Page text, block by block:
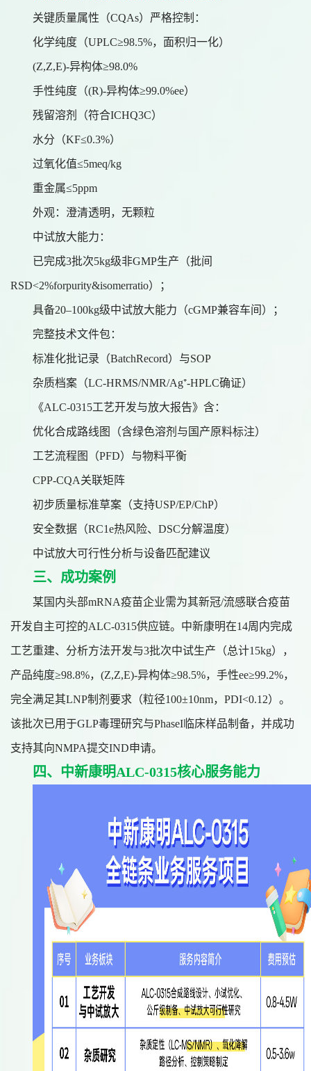
关键质量属性（CQAs）严格控制：
化学纯度（UPLC≥98.5%，面积归一化）
(Z,Z,E)-异构体≥98.0%
手性纯度（(R)-异构体≥99.0%ee）
残留溶剂（符合ICHQ3C）
水分（KF≤0.3%）
过氧化值≤5meq/kg
重金属≤5ppm
外观：澄清透明，无颗粒
中试放大能力：
已完成3批次5kg级非GMP生产（批间
RSD<2%forpurity&isomerratio）；
具备20–100kg级中试放大能力（cGMP兼容车间）；
完整技术文件包：
标准化批记录（BatchRecord）与SOP
杂质档案（LC-HRMS/NMR/Ag⁺-HPLC确证）
《ALC-0315工艺开发与放大报告》含：
优化合成路线图（含绿色溶剂与国产原料标注）
工艺流程图（PFD）与物料平衡
CPP-CQA关联矩阵
初步质量标准草案（支持USP/EP/ChP）
安全数据（RC1e热风险、DSC分解温度）
中试放大可行性分析与设备匹配建议
三、成功案例
某国内头部mRNA疫苗企业需为其新冠/流感联合疫苗
开发自主可控的ALC-0315供应链。中新康明在14周内完成
工艺重建、分析方法开发与3批次中试生产（总计15kg），
产品纯度≥98.8%，(Z,Z,E)-异构体≥98.5%，手性ee≥99.2%，
完全满足其LNP制剂要求（粒径100±10nm，PDI<0.12）。
该批次已用于GLP毒理研究与PhaseI临床样品制备，并成功
支持其向NMPA提交IND申请。
四、中新康明ALC-0315核心服务能力